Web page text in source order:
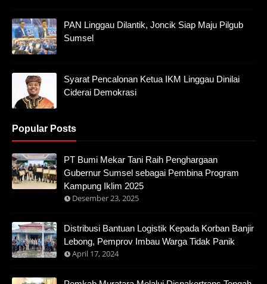
PAN Linggau Dilantik, Joncik Siap Maju Pilgub
Sumsel
Syarat Pencalonan Ketua IKM Linggau Dinilai
Ciderai Demokrasi
Popular Posts
PT Bumi Mekar Tani Raih Penghargaan
Gubernur Sumsel sebagai Pembina Program
Kampung Iklim 2025
Desember 23, 2025
Distribusi Bantuan Logistik Kepada Korban Banjir
Lebong, Pemprov Imbau Warga Tidak Panik
April 17, 2024